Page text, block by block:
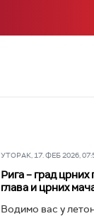
УТОРАК, 17. ФЕБ 2026,
Рига – град црних
глава и црних
Водимо вас у